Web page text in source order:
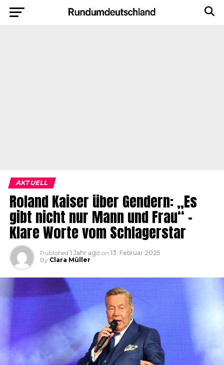
AKTUELL
Roland Kaiser über Gendern: „Es
gibt nicht nur Mann und Frau“ –
Klare Worte vom Schlagerstar
Published 1 Jahr ago on 13. Februar 2025
By Clara Müller